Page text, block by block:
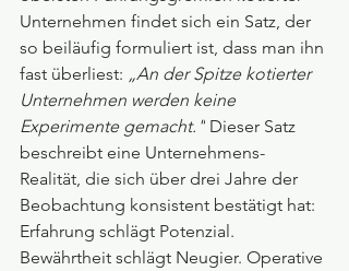
Unternehmen findet sich ein Satz, der
so beiläufig formuliert ist, dass man ihn
fast überliest: „An der Spitze kotierter
Unternehmen werden keine
Experimente gemacht." Dieser Satz
beschreibt eine Unternehmens-
Realität, die sich über drei Jahre der
Beobachtung konsistent bestätigt hat:
Erfahrung schlägt Potenzial.
Bewährtheit schlägt Neugier. Operative